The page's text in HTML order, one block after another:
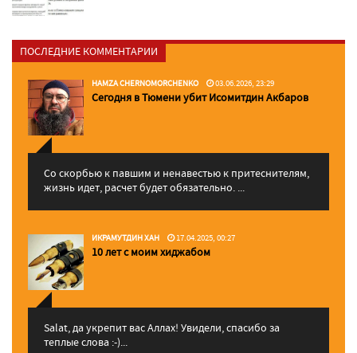
ПОСЛЕДНИЕ КОММЕНТАРИИ
HAMZA CHERNOMORCHENKO 03.06.2026, 23:29
Сегодня в Тюмени убит Исомитдин Акбаров
Со скорбью к павшим и ненавестью к притеснителям,
жизнь идет, расчет будет обязательно. ...
ИКРАМУТДИН ХАН 17.04.2025, 00:27
10 лет с моим хиджабом
Salat, да укрепит вас Аллаx! Увидели, спасибо за
теплые слова :-)...